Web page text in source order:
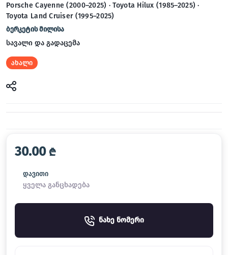
Porsche Cayenne (2000–2025) · Toyota Hilux (1985–2025) ·
Toyota Land Cruiser (1995–2025)
ბერკეტის მილისა
სავალი და გადაცემა
ახალი
30.00 ₾
დავითი
ყველა განცხადება
ნახე ნომერი